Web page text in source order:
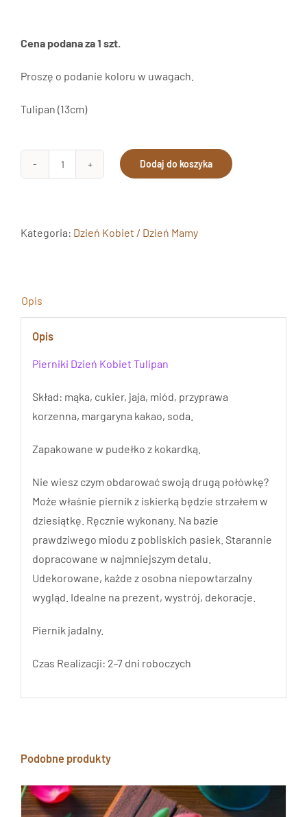
Cena podana za 1 szt.
Proszę o podanie koloru w uwagach.
Tulipan (13cm)
ilość
Kobiet
Dodaj do koszyka
Kategoria: Dzień Kobiet / Dzień Mamy
Opis
Opis
Pierniki Dzień Kobiet Tulipan
Skład: mąka, cukier, jaja, miód, przyprawa
korzenna, margaryna kakao, soda.
Zapakowane w pudełko z kokardką.
Nie wiesz czym obdarować swoją drugą połówkę?
Może właśnie piernik z iskierką będzie strzałem w
dziesiątkę. Ręcznie wykonany. Na bazie
prawdziwego miodu z pobliskich pasiek. Starannie
dopracowane w najmniejszym detalu.
Udekorowane, każde z osobna niepowtarzalny
wygląd. Idealne na prezent, wystrój, dekoracje.
Piernik jadalny.
Czas Realizacji: 2-7 dni roboczych
Podobne produkty